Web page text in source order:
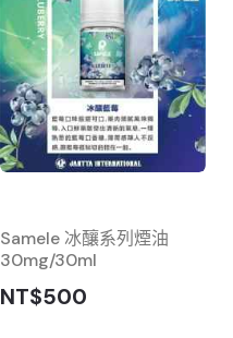
Samele 冰釀系列煙油
30mg/30ml
NT$500